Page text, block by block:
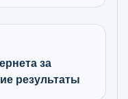
за
результаты